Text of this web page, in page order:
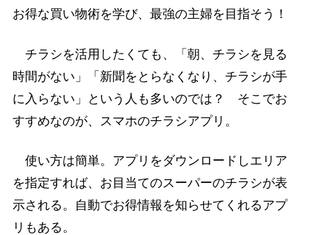
お得な買い物術を学び、最強の主婦を目指そう！
チラシを活用したくても、「朝、チラシを見る
時間がない」「新聞をとらなくなり、チラシが手
に入らない」という人も多いのでは？ そこでお
すすめなのが、スマホのチラシアプリ。
使い方は簡単。アプリをダウンロードしエリア
を指定すれば、お目当てのスーパーのチラシが表
示される。自動でお得情報を知らせてくれるアプ
リもある。